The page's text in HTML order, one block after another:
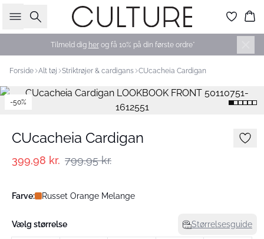
Søg
Tilmeld dig herog få 10% på din første ordre*
Forside Alt tøj Striktrøjer & cardigans CUcacheia Cardigan
-50%
CUcacheia Cardigan
399,98 kr. 799,95 kr.
Farve: Russet Orange Melange
Vælg størrelse Størrelsesguide